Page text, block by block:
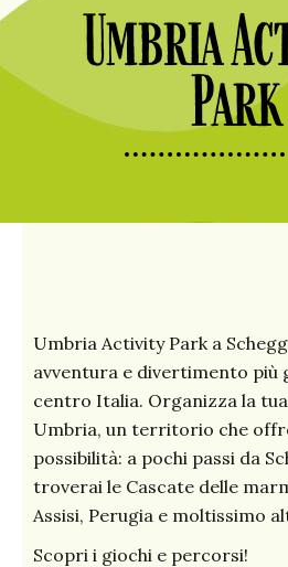
Umbria
Park
Umbria Activity Park a
avventura e divertimento più
centro Italia. Organizza la
Umbria, un territorio che
possibilità: a pochi passi da
troverai le Cascate delle
Assisi, Perugia e moltissimo
Scopri i giochi e percorsi!